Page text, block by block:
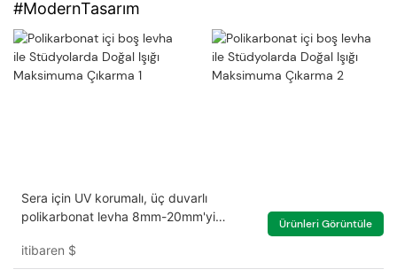
#ModernTasarım
Sera için UV korumalı, üç duvarlı
polikarbonat levha 8mm-20mm'yi
itibaren $
Ürünleri Görüntüle